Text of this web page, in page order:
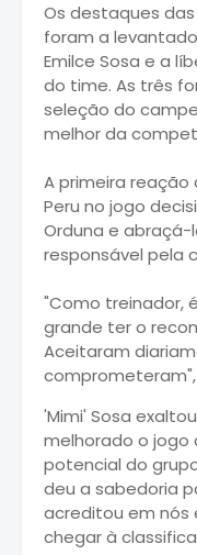
Os destaques das
foram a
Emilce Sosa e a
do time. As três
seleção do
melhor da
A primeira
Peru no jogo
Orduna e
responsável pela
"Como treinador,
grande ter o
Aceitaram
'Mimi' Sosa
melhorado o jogo
potencial do
deu a sabedoria
acreditou em nós
chegar à